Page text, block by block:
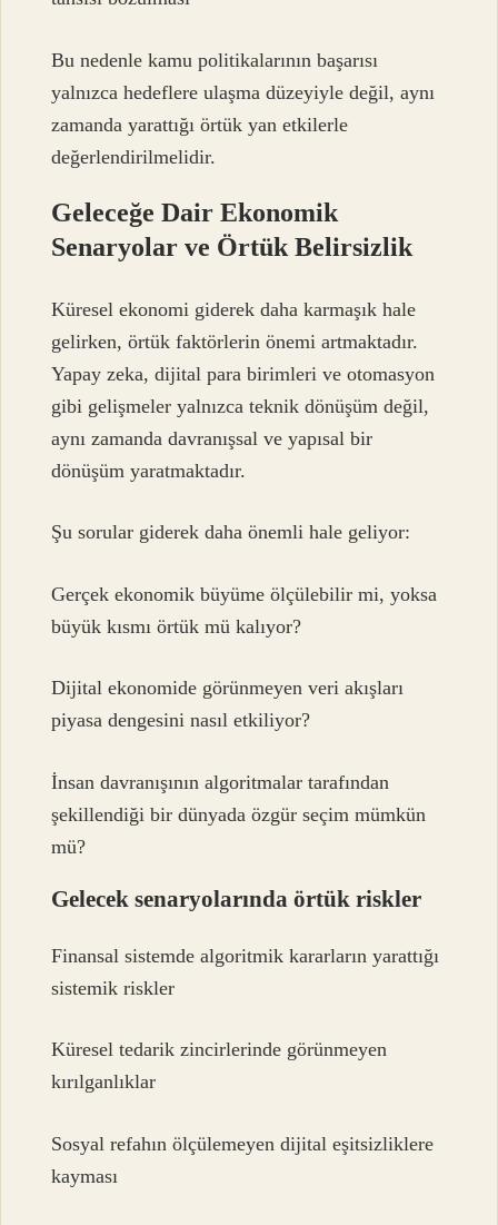
Bu nedenle kamu politikalarının başarısı
yalnızca hedeflere ulaşma düzeyiyle değil, aynı
zamanda yarattığı örtük yan etkilerle
değerlendirilmelidir.
Geleceğe Dair Ekonomik
Senaryolar ve Örtük Belirsizlik
Küresel ekonomi giderek daha karmaşık hale
gelirken, örtük faktörlerin önemi artmaktadır.
Yapay zeka, dijital para birimleri ve otomasyon
gibi gelişmeler yalnızca teknik dönüşüm değil,
aynı zamanda davranışsal ve yapısal bir
dönüşüm yaratmaktadır.
Şu sorular giderek daha önemli hale geliyor:
Gerçek ekonomik büyüme ölçülebilir mi, yoksa
büyük kısmı örtük mü kalıyor?
Dijital ekonomide görünmeyen veri akışları
piyasa dengesini nasıl etkiliyor?
İnsan davranışının algoritmalar tarafından
şekillendiği bir dünyada özgür seçim mümkün
mü?
Gelecek senaryolarında örtük riskler
Finansal sistemde algoritmik kararların yarattığı
sistemik riskler
Küresel tedarik zincirlerinde görünmeyen
kırılganlıklar
Sosyal refahın ölçülemeyen dijital eşitsizliklere
kayması